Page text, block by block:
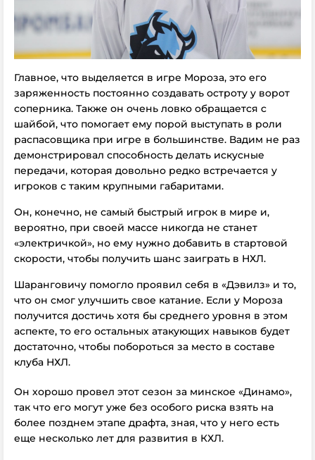
Главное, что выделяется в игре Мороза, это его
заряженность постоянно создавать остроту у ворот
соперника. Также он очень ловко обращается с
шайбой, что помогает ему порой выступать в роли
распасовщика при игре в большинстве. Вадим не раз
демонстрировал способность делать искусные
передачи, которая довольно редко встречается у
игроков с таким крупными габаритами.
Он, конечно, не самый быстрый игрок в мире и,
вероятно, при своей массе никогда не станет
«электричкой», но ему нужно добавить в стартовой
скорости, чтобы получить шанс заиграть в НХЛ.
Шаранговичу помогло проявил себя в «Дэвилз» и то,
что он смог улучшить свое катание. Если у Мороза
получится достичь хотя бы среднего уровня в этом
аспекте, то его остальных атакующих навыков будет
достаточно, чтобы побороться за место в составе
клуба НХЛ.
Он хорошо провел этот сезон за минское «Динамо»,
так что его могут уже без особого риска взять на
более позднем этапе драфта, зная, что у него есть
еще несколько лет для развития в КХЛ.